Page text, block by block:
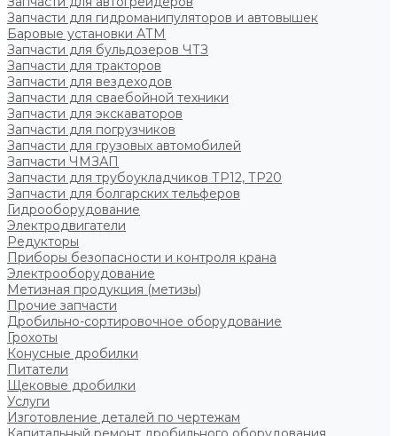
Запчасти для гидроманипуляторов и автовышек
Баровые установки АТМ
Запчасти для бульдозеров ЧТЗ
Запчасти для тракторов
Запчасти для вездеходов
Запчасти для сваебойной техники
Запчасти для экскаваторов
Запчасти для погрузчиков
Запчасти для грузовых автомобилей
Запчасти ЧМЗАП
Запчасти для трубоукладчиков ТР12, ТР20
Запчасти для болгарских тельферов
Гидрооборудование
Электродвигатели
Редукторы
Приборы безопасности и контроля крана
Электрооборудование
Метизная продукция (метизы)
Прочие запчасти
Дробильно-сортировочное оборудование
Грохоты
Конусные дробилки
Питатели
Щековые дробилки
Услуги
Изготовление деталей по чертежам